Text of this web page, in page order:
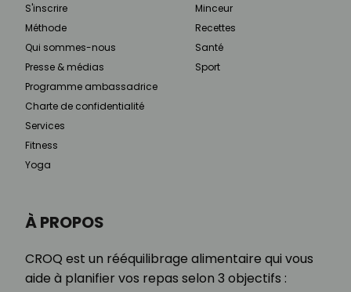
À PROPOS
CROQ est un rééquilibrage alimentaire qui vous
aide à planifier vos repas selon 3 objectifs :
S'inscrire
Méthode
Qui sommes-nous
Presse & médias
Programme ambassadrice
Charte de confidentialité
Services
Fitness
Yoga
Minceur
Recettes
Santé
Sport